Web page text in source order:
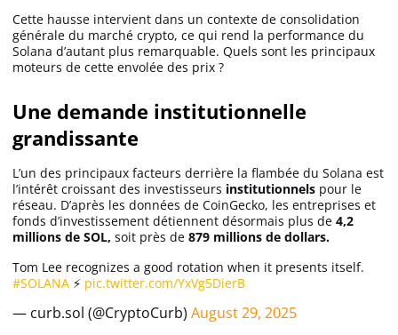
Trading
Meilleur Broker
Apprendre
Investir
Cette hausse intervient dans un contexte de consolidation
générale du marché crypto, ce qui rend la performance du
Solana d’autant plus remarquable. Quels sont les principaux
moteurs de cette envolée des prix ?
Une demande institutionnelle
grandissante
L’un des principaux facteurs derrière la flambée du Solana est
l’intérêt croissant des investisseurs institutionnels pour le
réseau. D’après les données de CoinGecko, les entreprises et
fonds d’investissement détiennent désormais plus de 4,2
millions de SOL, soit près de 879 millions de dollars.
Tom Lee recognizes a good rotation when it presents itself.
#SOLANA ⚡️ pic.twitter.com/YxVg5DierB
— curb.sol (@CryptoCurb) August 29, 2025